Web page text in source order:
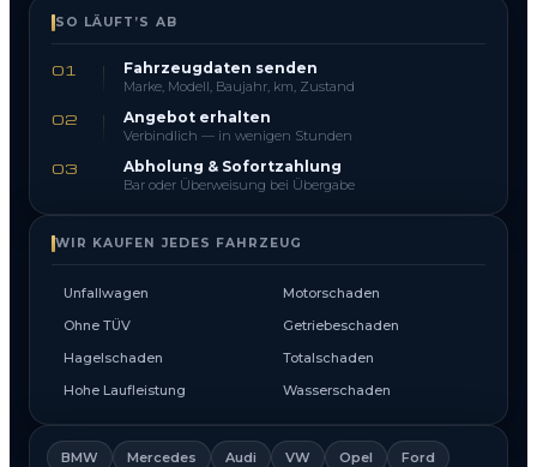
SO LÄUFT’S AB
01 Fahrzeugdaten senden
Marke, Modell, Baujahr, km, Zustand
02 Angebot erhalten
Verbindlich — in wenigen Stunden
03 Abholung & Sofortzahlung
Bar oder Überweisung bei Übergabe
WIR KAUFEN JEDES FAHRZEUG
Unfallwagen
Motorschaden
Ohne TÜV
Getriebeschaden
Hagelschaden
Totalschaden
Hohe Laufleistung
Wasserschaden
BMW Mercedes Audi VW Opel
Ford